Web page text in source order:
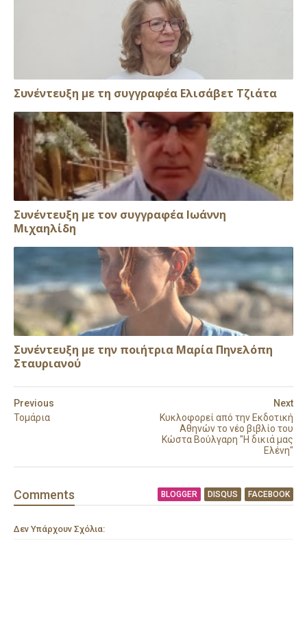
Συνέντευξη με τη συγγραφέα Ελισάβετ Τζιάτα
Συνέντευξη με τον συγγραφέα Ιωάννη
Μιχαηλίδη
Συνέντευξη με την ποιήτρια Μαρία Πηνελόπη
Σταυριανού
Next
Κυκλοφορεί από την Εκδοτική
Αθηνών το νέο βιβλίο του
Κώστα Βούλγαρη "Η δικιά μας
Ελένη"
Previous
Τομάρια
Comments BLOGGER DISQUS FACEBOOK
Δεν Υπάρχουν Σχόλια: